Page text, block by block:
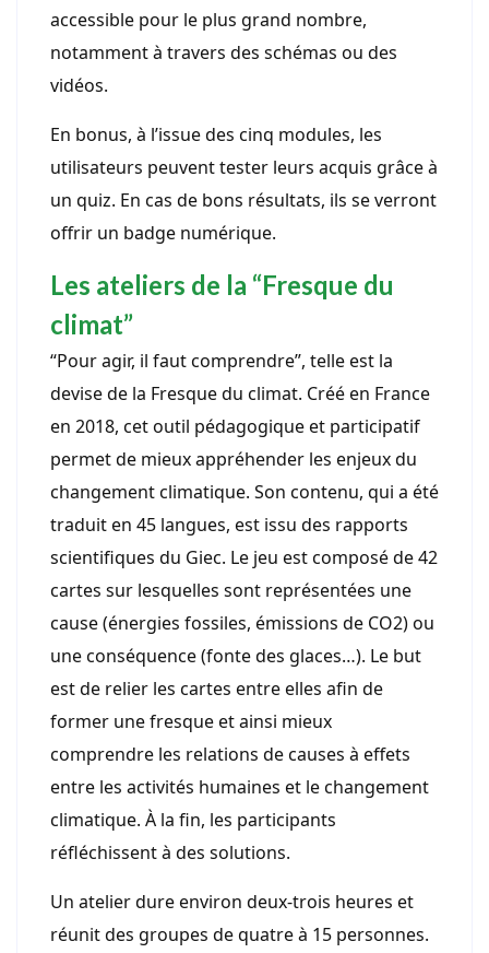
accessible pour le plus grand nombre,
notamment à travers des schémas ou des
vidéos.
En bonus, à l’issue des cinq modules, les
utilisateurs peuvent tester leurs acquis grâce à
un quiz. En cas de bons résultats, ils se verront
offrir un badge numérique.
Les ateliers de la “Fresque du
climat”
“Pour agir, il faut comprendre”, telle est la
devise de la Fresque du climat. Créé en France
en 2018, cet outil pédagogique et participatif
permet de mieux appréhender les enjeux du
changement climatique. Son contenu, qui a été
traduit en 45 langues, est issu des rapports
scientifiques du Giec. Le jeu est composé de 42
cartes sur lesquelles sont représentées une
cause (énergies fossiles, émissions de CO2) ou
une conséquence (fonte des glaces…). Le but
est de relier les cartes entre elles afin de
former une fresque et ainsi mieux
comprendre les relations de causes à effets
entre les activités humaines et le changement
climatique. À la fin, les participants
réfléchissent à des solutions.
Un atelier dure environ deux-trois heures et
réunit des groupes de quatre à 15 personnes.